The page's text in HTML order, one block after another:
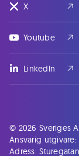
X
Youtube
LinkedIn
© 2026 Sveriges
Ansvarig utgivare:
Adress: